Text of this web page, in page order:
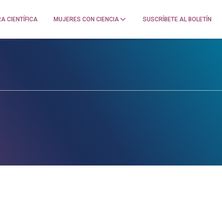
CIENTÍFICA MUJERES CON CIENCIA SUSCRÍBETE AL BOLETÍN